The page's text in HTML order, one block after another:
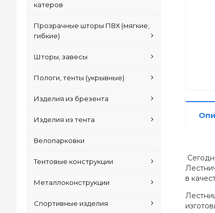
катеров
Прозрачные шторы ПВХ (мягкие,
гибкие)
Шторы, завесы
Пологи, тенты (укрывные)
Изделия из брезента
Изделия из тента
Велопарковки
Тентовые конструкции
Металлоконструкции
Спортивные изделия
в